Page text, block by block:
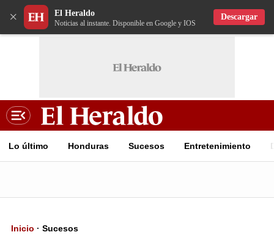
× El Heraldo
Noticias al instante. Disponible en Google y IOS
Descargar
Lo último Honduras Sucesos Entretenimiento
Inicio · Sucesos